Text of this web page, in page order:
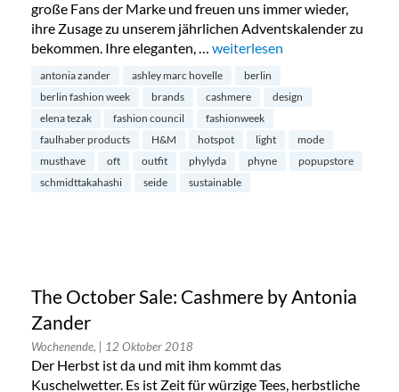
große Fans der Marke und freuen uns immer wieder,
ihre Zusage zu unserem jährlichen Adventskalender zu
bekommen. Ihre eleganten, … „Antonia Zander Pop-Up
weiterlesen
antonia zander ashley marc hovelle
berlin
berlin fashion week
brands cashmere
design
elena tezak
fashion council
fashionweek
faulhaber products
H&M hotspot light
mode
musthave
oft outfit phylyda phyne
popupstore
schmidttakahashi
seide sustainable
The October Sale: Cashmere by Antonia
Zander
Wochenende, | 12 Oktober 2018
Der Herbst ist da und mit ihm kommt das
Kuschelwetter. Es ist Zeit für würzige Tees, herbstliche